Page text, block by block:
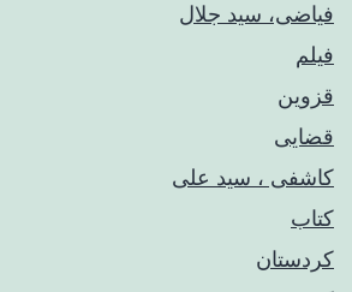
فیاضی، سید جلال
فیلم
قزوین
قضایی
کاشفی ، سید علی
کتاب
کردستان